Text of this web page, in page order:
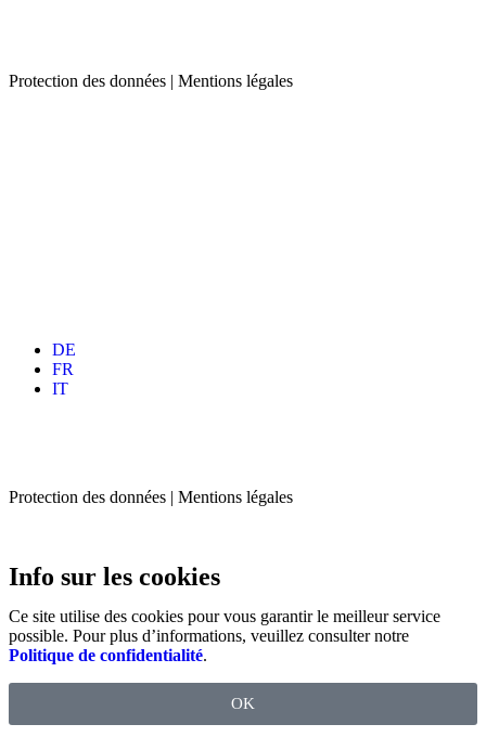
Protection des données | Mentions légales
DE
FR
IT
Protection des données | Mentions légales
Info sur les cookies
Ce site utilise des cookies pour vous garantir le meilleur service
possible. Pour plus d’informations, veuillez consulter notre
Politique de confidentialité.
OK